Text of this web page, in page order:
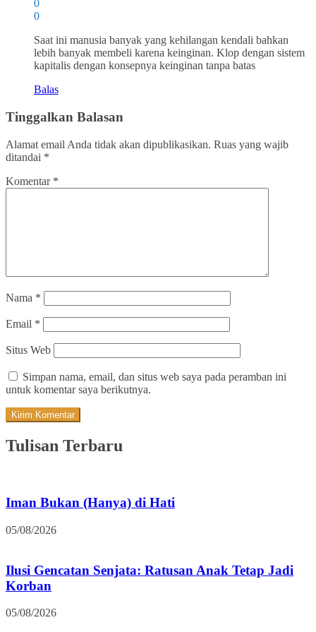
0
0
Saat ini manusia banyak yang kehilangan kendali bahkan
lebih banyak membeli karena keinginan. Klop dengan sistem
kapitalis dengan konsepnya keinginan tanpa batas
Balas
Tinggalkan Balasan
Alamat email Anda tidak akan dipublikasikan. Ruas yang wajib
ditandai *
Komentar *
Nama *
Email *
Situs Web
Simpan nama, email, dan situs web saya pada peramban ini
untuk komentar saya berikutnya.
Tulisan Terbaru
Iman Bukan (Hanya) di Hati
05/08/2026
Ilusi Gencatan Senjata: Ratusan Anak Tetap Jadi
Korban
05/08/2026